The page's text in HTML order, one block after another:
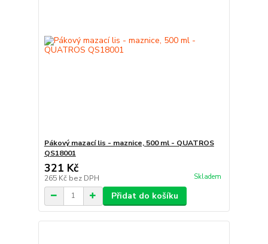
Pákový mazací lis - maznice, 500 ml - QUATROS
QS18001
321 Kč
265 Kč bez DPH Skladem
Přidat do košíku